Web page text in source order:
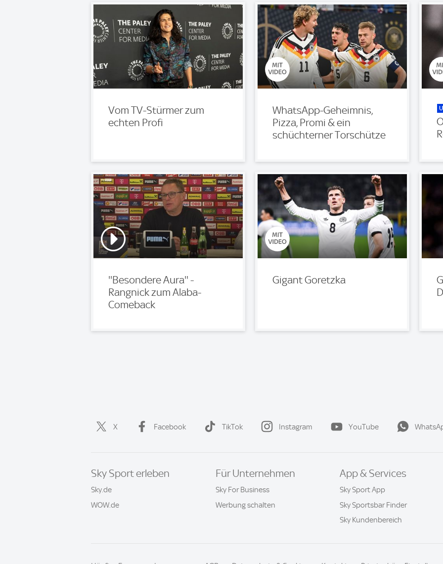
Vom TV-Stürmer zum
echten Profi
WhatsApp-Geheimnis,
Pizza, Promi & ein
schüchterner Torschütze
''Besondere Aura'' -
Rangnick zum Alaba-
Comeback
Gigant Goretzka
X Facebook TikTok Instagram YouTube
Sky Sport erleben
Sky.de
WOW.de
Für Unternehmen
Sky For Business
Werbung schalten
App & Services
Sky Sport App
Sky Sportsbar Finder
Sky Kundenbereich